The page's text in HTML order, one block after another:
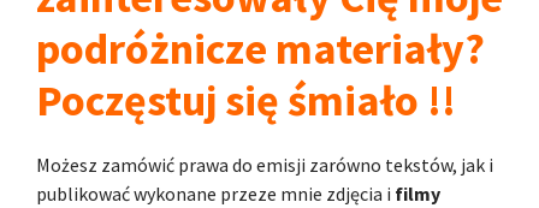
podróżnicze materiały?
Poczęstuj się śmiało !!
Możesz zamówić prawa do emisji zarówno tekstów, jak i
publikować wykonane przeze mnie zdjęcia i filmy